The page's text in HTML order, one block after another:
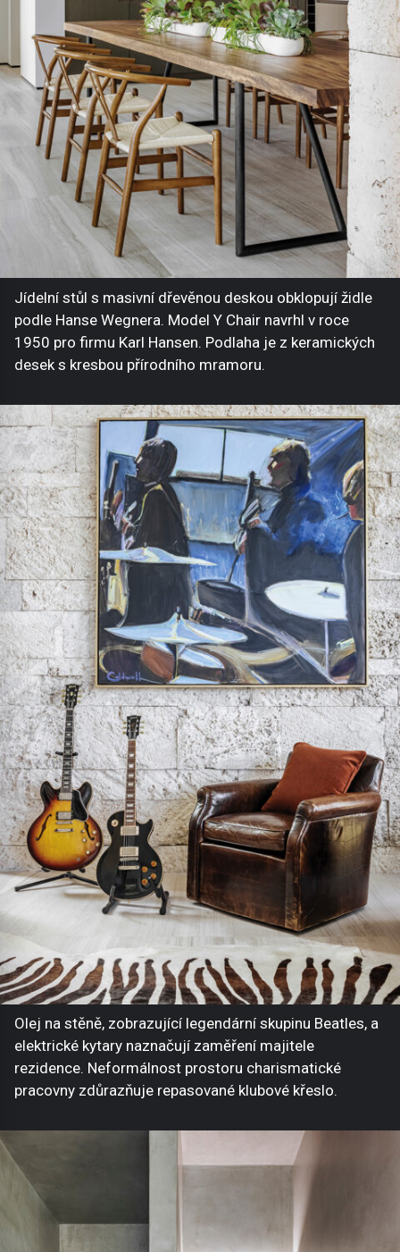
Jídelní stůl s masivní dřevěnou deskou obklopují židle
podle Hanse Wegnera. Model Y Chair navrhl v roce
1950 pro firmu Karl Hansen. Podlaha je z keramických
desek s kresbou přírodního mramoru.
Olej na stěně, zobrazující legendární skupinu Beatles, a
elektrické kytary naznačují zaměření majitele
rezidence. Neformálnost prostoru charismatické
pracovny zdůrazňuje repasované klubové křeslo.